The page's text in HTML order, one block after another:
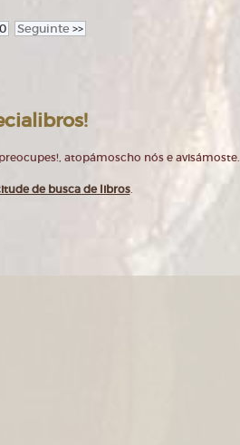
Seguinte >>
atopámoscho nós e avisámoste.
de busca de libros.